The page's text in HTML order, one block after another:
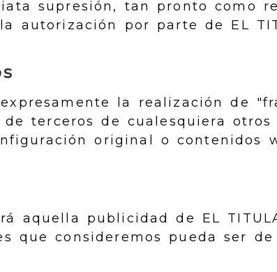
supresión, tan pronto como
autorización por parte de EL
expresamente la realización de
terceros de cualesquiera otros
original o contenidos
aquella publicidad de EL
que consideremos pueda ser